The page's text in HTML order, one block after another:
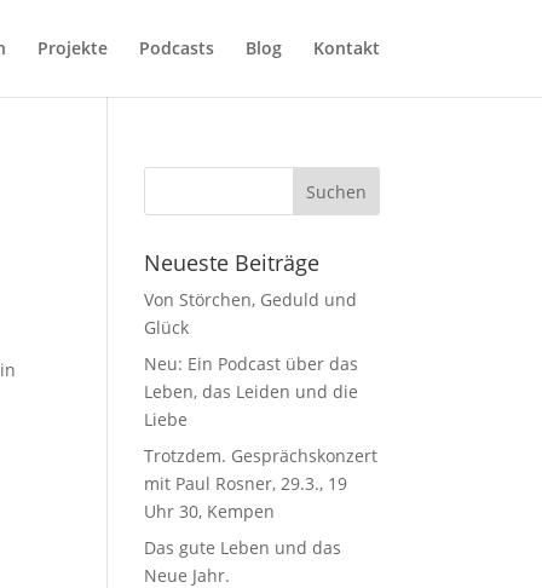
Projekte Podcasts Blog Kontakt
Neueste Beiträge
Von Störchen, Geduld und
Glück
Neu: Ein Podcast über das
Leben, das Leiden und die
Liebe
Trotzdem. Gesprächskonzert
mit Paul Rosner, 29.3., 19
Uhr 30, Kempen
Das gute Leben und das
Neue Jahr.